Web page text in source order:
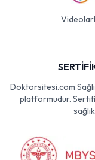
Videolar
Doktorsitesi.com
platformudur.